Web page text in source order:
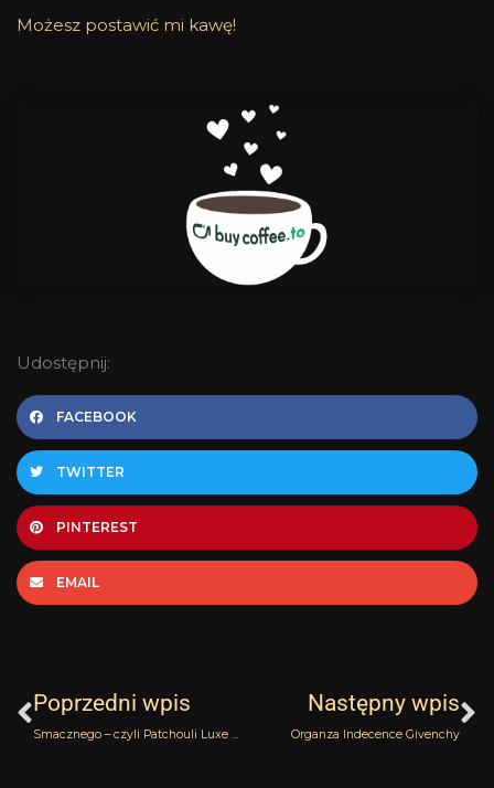
Możesz postawić mi kawę!
Udostępnij:
FACEBOOK
TWITTER
PINTEREST
EMAIL
Poprzedni wpis
Smacznego – czyli Patchouli Luxe CdG, Thundra Profumum i Sushi Imperiale Bois 1920
Następny wpis
Organza Indecence Givenchy